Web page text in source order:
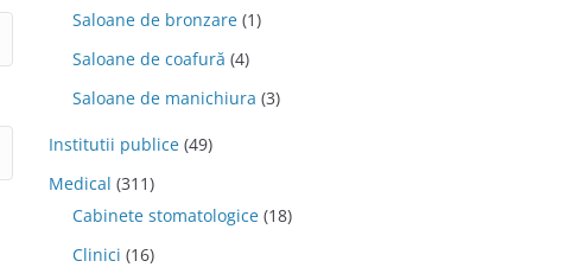
Saloane de bronzare (1)
Saloane de coafură (4)
Saloane de manichiura (3)
Institutii publice (49)
Medical (311)
Cabinete stomatologice (18)
Clinici (16)